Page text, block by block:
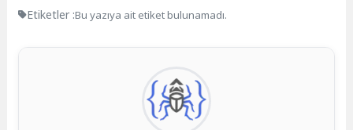
Etiketler :Bu yazıya ait etiket bulunamadı.